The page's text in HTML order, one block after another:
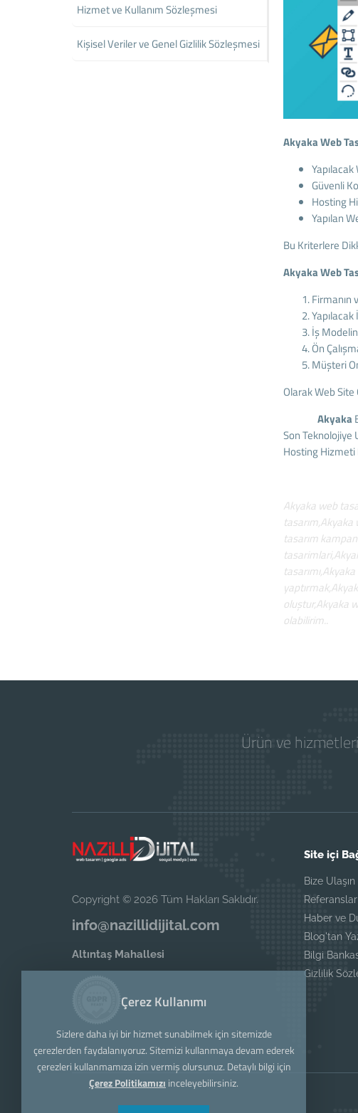
Akyaka Web
Güvenli
Hosting
Yapılan
Bu Kriterlere
Akyaka Web
Firmanın
İş
Ön
Müşteri
Olarak Web Site
Akyaka
Son Teknolojiye
Hosting Hizmeti
Akyaka web
tasarım
oluştur,Akyaka
olabilirim..
Hizmet ve Kullanım Sözleşmesi
Kişisel Veriler ve Genel Gizlilik Sözleşmesi
Ürün ve
Copyright © 2026 Tüm Hakları Saklıdır.
info@nazillidijital.com
Altıntaş Mahallesi
Site içi
Bize Ulaşın
Referanslar
Haber ve
Blog'tan
Bilgi
Gizlilik
Çerez Kullanımı
Sizlere daha iyi bir hizmet sunabilmek için sitemizde
çerezlerden faydalanıyoruz. Sitemizi kullanmaya devam ederek
çerezleri kullanmamıza izin vermiş olursunuz. Detaylı bilgi için
Çerez Politikamızı inceleyebilirsiniz.